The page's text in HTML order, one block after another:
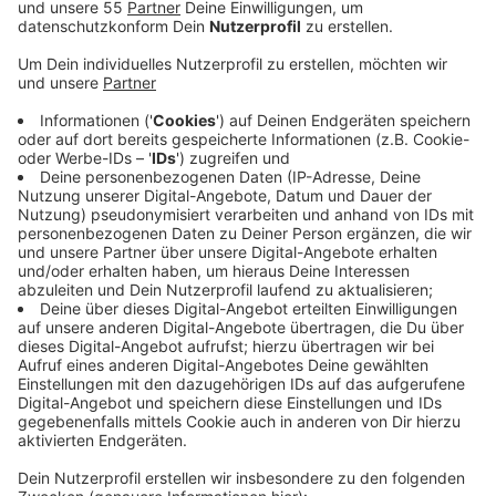
Anzeige
Ursprüngliche Meldung:Die A52, Düsseldorf
Richtung Mönchengladbach, ist seit
Donnerstagmorgen (26.09.) zwischen dem Kreuz
Neersen und Mönchengladbach-Neuwerk komplett
gesperrt. Dort gab es einen Unfall mit einem LKW.
Laut Polizei hat ein LKW-Fahrer bei einem
Überholmanöver versucht, einem PKW auszuweichen
und ist dabei umgekippt. Der LKW habe dadurch alle
Fahrstreifen blockiert. Nach aktuellem Stand sind bei
dem Unfall zwei Menschen leicht verletzt worden. Die
Sperrung dauert voraussichtlich noch weit bis in den
Nachmittag hinein; der LKW muss aufwendig geborgen
werden. Die Polizei hat den Seitenstreifen
freigegeben; Autofahrer müssen trotzdem mit